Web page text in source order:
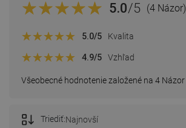
5.0/5 (4 Názor)
Všeobecné hodnotenie založené na 4 Názor
5.0/5 Kvalita
4.9/5 Vzhľad
Triediť:Najnovší